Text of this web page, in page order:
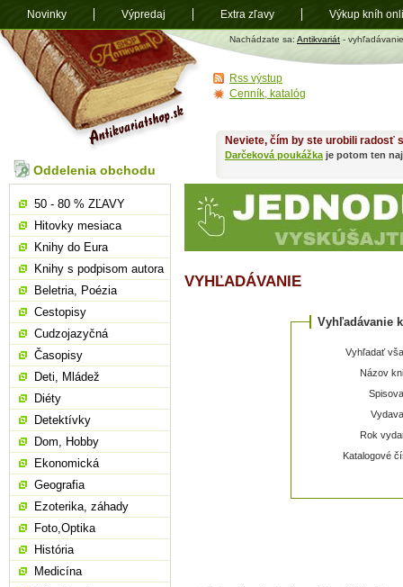
Antikvariát
shop.sk
Nachádzate sa: Antikvariát - vyhľadávanie
VYHĽADÁVANIE
Vyhľadávanie
Vyhľadať
Názov
Rok
Katalogové
Neviete, čím by ste urobili radosť
Darčeková poukážka je potom ten
Oddelenia obchodu
50 - 80 % ZĽAVY
Hitovky mesiaca
Knihy do Eura
Knihy s podpisom autora
Beletria, Poézia
Cestopisy
Cudzojazyčná
Časopisy
Deti, Mládež
Diéty
Detektívky
Dom, Hobby
Ekonomická
Geografia
Ezoterika, záhady
Foto,Optika
História
Medicína
Rss výstup
Cenník, katalóg
Novinky Výpredaj Extra zľavy Výkup kníh